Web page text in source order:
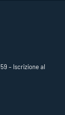
– Iscrizione al